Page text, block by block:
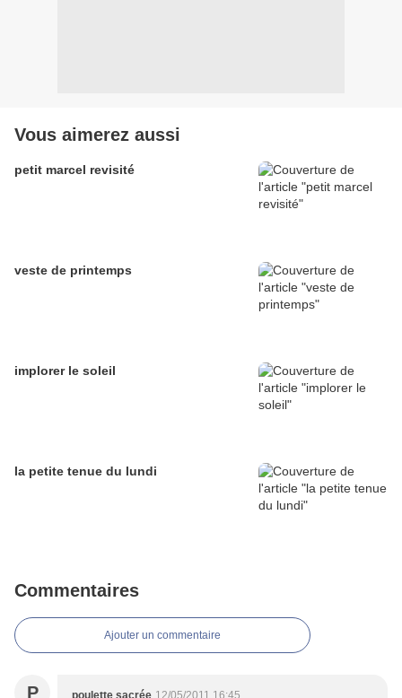
Vous aimerez aussi
petit marcel revisité
veste de printemps
implorer le soleil
la petite tenue du lundi
Commentaires
Ajouter un commentaire
P poulette sacrée 12/05/2011 16:45